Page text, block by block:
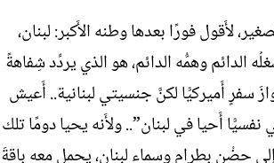
لأَقول فورًا بعدها وطنه الأَكبر: لبنان،
الدائم وهمُّه الدائم، هو الذي يردِّد شِفاهةً
سفرٍ أَميركيًّا لكنَّ جنسيتي لبنانية.. أَعيش
نفسيًّا أَحيا في لبنان”.. ولأَنه يحيا دومًا تلك
إِلى حضْن بطرام وسماء لبنان، يحمل معه باقةَ